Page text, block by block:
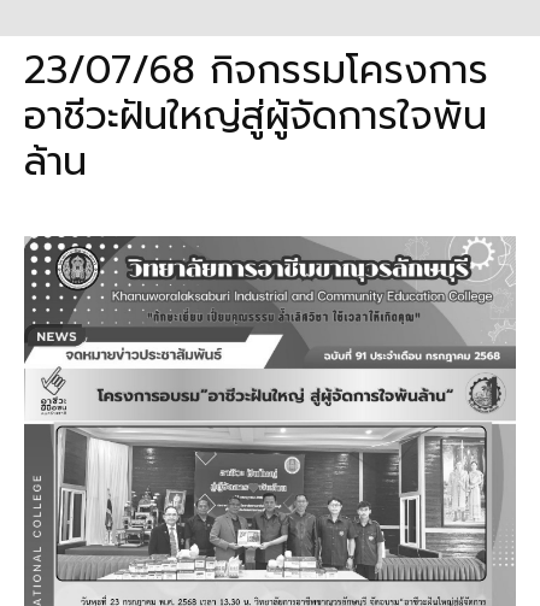
23/07/68 กิจกรรมโครงการ
อาชีวะฝันใหญ่สู่ผู้จัดการใจพัน
ล้าน